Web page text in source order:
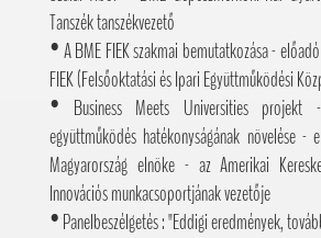
Tanszék tanszékvezető
• A BME FIEK szakmai bemutatkozása -
FIEK (Felsőoktatási és Ipari Együttműködési
• Business Meets Universities projekt
együttműködés hatékonyságának növelése
Magyarország elnöke - az Amerikai
Innovációs munkacsoportjának vezetője
• Panelbeszélgetés : "Eddigi eredmények,